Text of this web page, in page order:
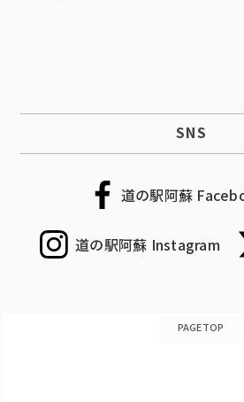
SNS
道の駅阿蘇
道の駅阿蘇 Instagram
PAGETOP